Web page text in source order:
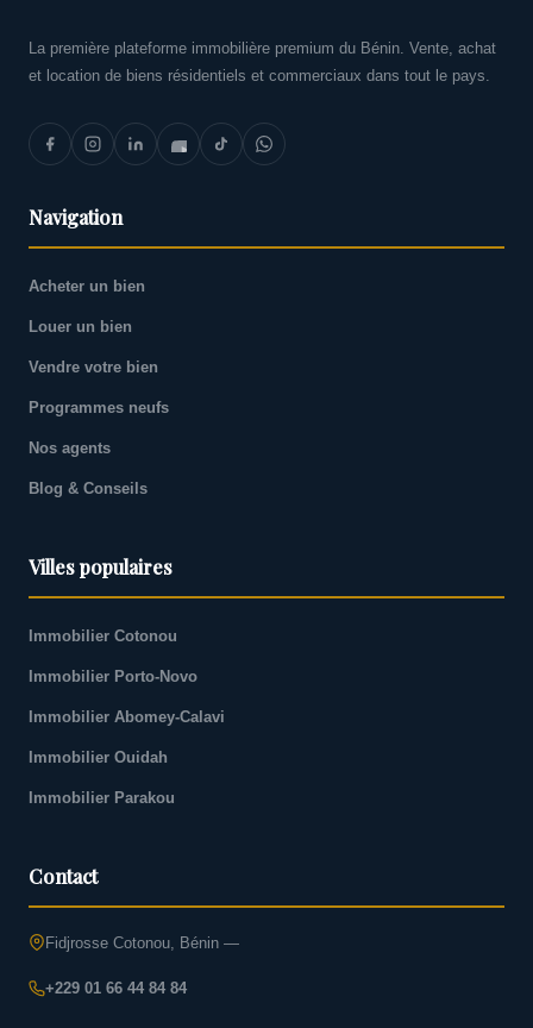
La première plateforme immobilière premium du Bénin. Vente, achat
et location de biens résidentiels et commerciaux dans tout le pays.
Navigation
Acheter un bien
Louer un bien
Vendre votre bien
Programmes neufs
Nos agents
Blog & Conseils
Villes populaires
Immobilier Cotonou
Immobilier Porto-Novo
Immobilier Abomey-Calavi
Immobilier Ouidah
Immobilier Parakou
Contact
Fidjrosse Cotonou, Bénin —
+229 01 66 44 84 84